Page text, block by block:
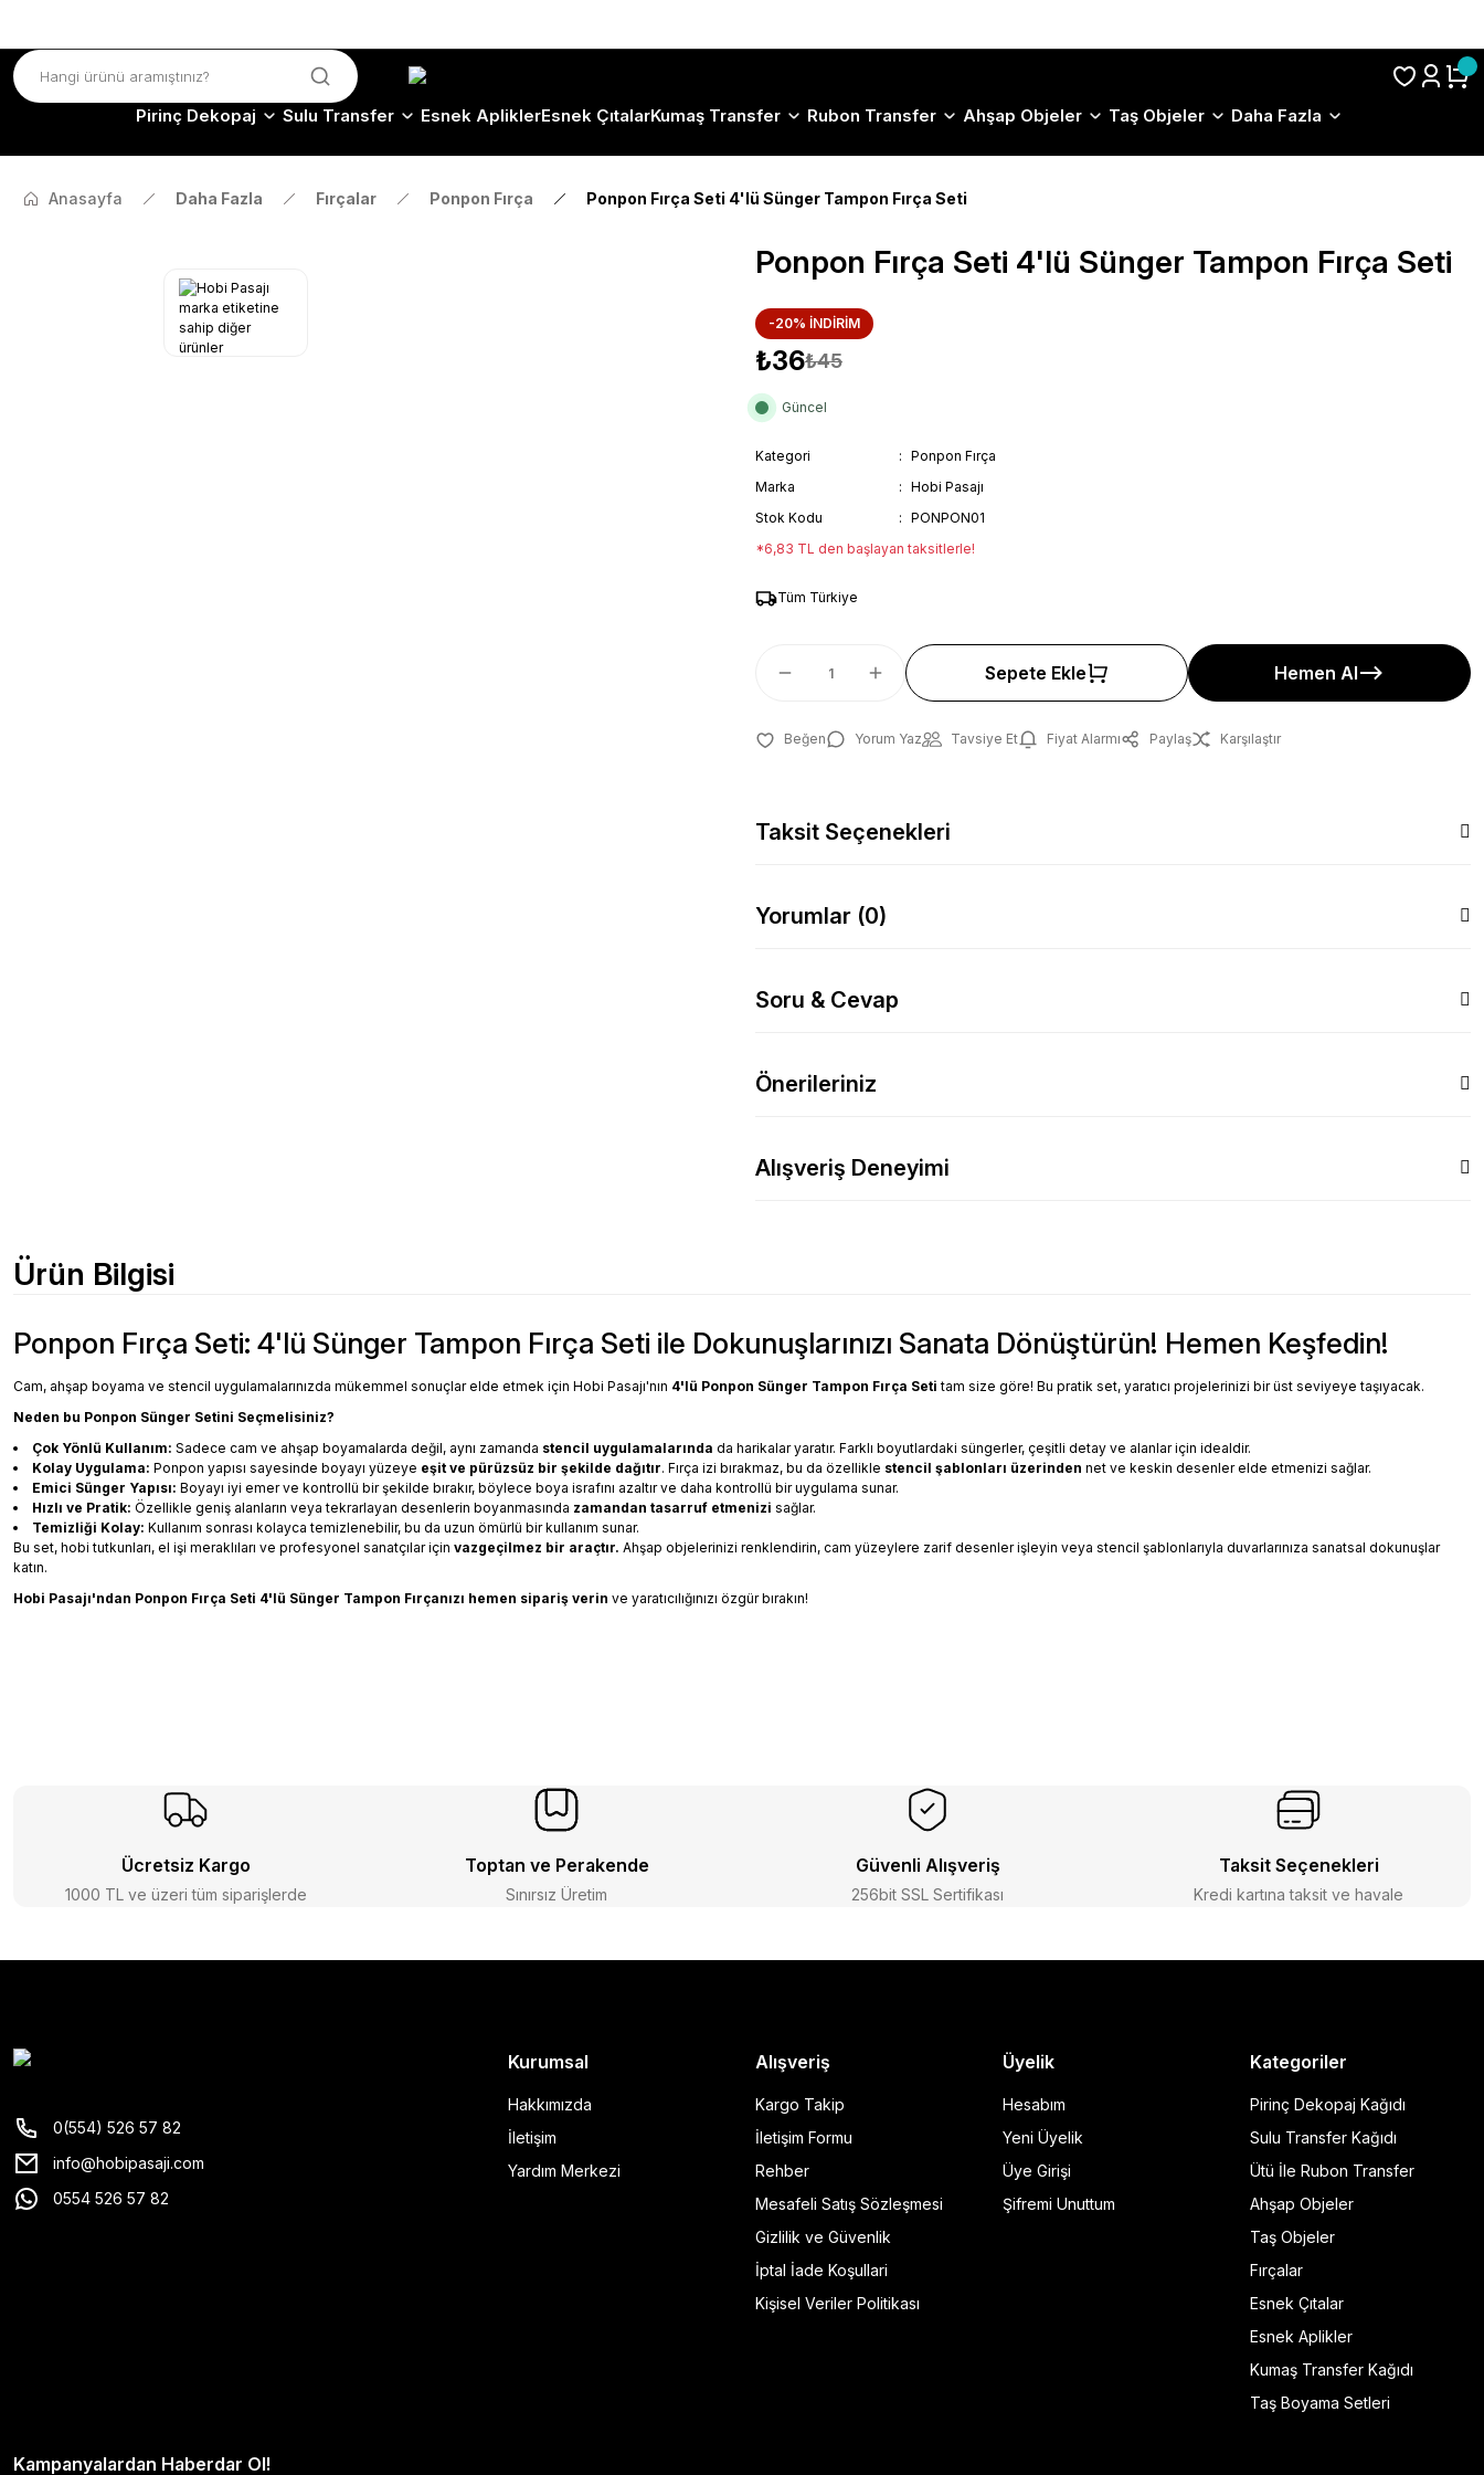
Pirinç Dekopaj Sulu Transfer Esnek ApliklerEsnek ÇıtalarKumaş Transfer Rubon Transfer Ahşap Objeler Taş Objeler Daha Fazla
Anasayfa Daha Fazla Fırçalar Ponpon Fırça Ponpon Fırça Seti 4'lü Sünger Tampon Fırça Seti
Ponpon Fırça Seti 4'lü Sünger Tampon Fırça Seti
-20% İNDİRİM
₺36₺45
Güncel
Kategori
Ponpon Fırça
Marka
Hobi Pasajı
Stok Kodu
PONPON01
*6,83 TL den başlayan taksitlerle!
Tüm Türkiye
Sepete Ekle Hemen Al
Yorum Yaz Tavsiye Et Fiyat Alarmı Paylaş Karşılaştır
Taksit Seçenekleri
Yorumlar (0)
Soru & Cevap
Önerileriniz
Alışveriş Deneyimi
Ürün Bilgisi
Ponpon Fırça Seti: 4'lü Sünger Tampon Fırça Seti ile Dokunuşlarınızı Sanata Dönüştürün! Hemen Keşfedin!
Cam, ahşap boyama ve stencil uygulamalarınızda mükemmel sonuçlar elde etmek için Hobi Pasajı'nın 4'lü Ponpon Sünger Tampon Fırça Seti tam size göre! Bu pratik set, yaratıcı projelerinizi bir üst seviyeye taşıyacak.
Neden bu Ponpon Sünger Setini Seçmelisiniz?
Çok Yönlü Kullanım: Sadece cam ve ahşap boyamalarda değil, aynı zamanda stencil uygulamalarında da harikalar yaratır. Farklı boyutlardaki süngerler, çeşitli detay ve alanlar için idealdir.
Kolay Uygulama: Ponpon yapısı sayesinde boyayı yüzeye eşit ve pürüzsüz bir şekilde dağıtır. Fırça izi bırakmaz, bu da özellikle stencil şablonları üzerinden net ve keskin desenler elde etmenizi sağlar.
Emici Sünger Yapısı: Boyayı iyi emer ve kontrollü bir şekilde bırakır, böylece boya israfını azaltır ve daha kontrollü bir uygulama sunar.
Hızlı ve Pratik: Özellikle geniş alanların veya tekrarlayan desenlerin boyanmasında zamandan tasarruf etmenizi sağlar.
Temizliği Kolay: Kullanım sonrası kolayca temizlenebilir, bu da uzun ömürlü bir kullanım sunar.
Bu set, hobi tutkunları, el işi meraklıları ve profesyonel sanatçılar için vazgeçilmez bir araçtır. Ahşap objelerinizi renklendirin, cam yüzeylere zarif desenler işleyin veya stencil şablonlarıyla duvarlarınıza sanatsal dokunuşlar
katın.
Hobi Pasajı'ndan Ponpon Fırça Seti 4'lü Sünger Tampon Fırçanızı hemen sipariş verin ve yaratıcılığınızı özgür bırakın!
Ücretsiz Kargo
1000 TL ve üzeri tüm siparişlerde
Toptan ve Perakende
Sınırsız Üretim
Güvenli Alışveriş
256bit SSL Sertifikası
Taksit Seçenekleri
Kredi kartına taksit ve havale
0(554) 526 57 82
info@hobipasaji.com
0554 526 57 82
Kurumsal
Hakkımızda
İletişim
Yardım Merkezi
Alışveriş
Kargo Takip
İletişim Formu
Rehber
Mesafeli Satış Sözleşmesi
Gizlilik ve Güvenlik
İptal İade Koşullari
Kişisel Veriler Politikası
Üyelik
Hesabım
Yeni Üyelik
Üye Girişi
Şifremi Unuttum
Kategoriler
Pirinç Dekopaj Kağıdı
Sulu Transfer Kağıdı
Ütü İle Rubon Transfer
Ahşap Objeler
Taş Objeler
Fırçalar
Esnek Çıtalar
Esnek Aplikler
Kumaş Transfer Kağıdı
Taş Boyama Setleri
Kampanyalardan Haberdar Ol!